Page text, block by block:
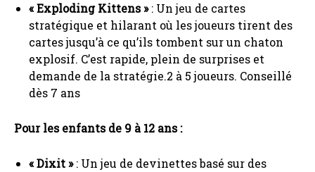
« Exploding Kittens »: Un jeu de cartes
stratégique et hilarant où les joueurs tirent des
cartes jusqu’à ce qu’ils tombent sur un chaton
explosif. C’est rapide, plein de surprises et
demande de la stratégie.2 à 5 joueurs. Conseillé
dès 7 ans
Pour les enfants de 9 à 12 ans :
« Dixit »: Un jeu de devinettes basé sur des